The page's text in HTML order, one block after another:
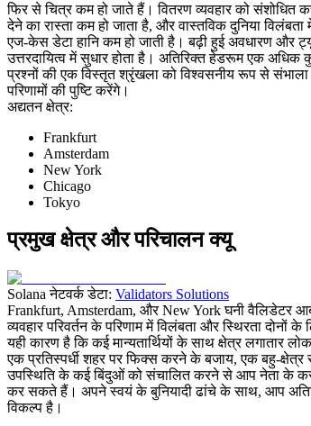
फिर से चित्र कम हो जाते हैं। वितरण व्यवहार को संशोधित
देने का रास्ता कम हो जाता है, और वास्तविक दुनिया विलंबता
एज-केस डेटा हानि कम हो जाती है। बढ़ी हुई अवधारण और
उत्तरदायित्व में सुधार होता है। अतिरिक्त हेडरूम एक
प्रश्नों की एक विस्तृत श्रृंखला को विश्वसनीय रूप से संभाला
परिणामों की पुष्टि करेंगे।
अद्यतन क्षेत्र:
Frankfurt
Amsterdam
New York
Chicago
Tokyo
प्रमुख क्षेत्र और परिचालन क्यू
Solana नेटवर्क डेटा: Validators Solutions
Frankfurt, Amsterdam, और New York घनी वैलिडेटर
व्यवहार परिवर्तन के परिणाम में विलंबता और स्थिरता दोनों के
यही कारण है कि कई मान्यतार्थियों के साथ क्षेत्र लगातार
एक प्रतिस्पर्धी शहर पर फिक्स करने के बजाय, एक बहु-
उपस्थिति के कई बिंदुओं को संचालित करने से आप नेता के
कर सकते हैं। अपने स्वयं के बुनियादी ढांचे के साथ, आप
विकल्प है।